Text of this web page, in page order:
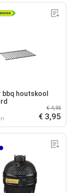
bbq houtskool
€ 4,95
€ 3,95